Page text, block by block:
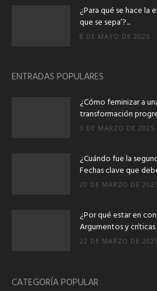
¿Para qué se hace la
que se sepa’?...
8 DE MAYO DE 2025
ENTRADAS POPULARES
¿Cómo feminizar a
transformación
3 DE MARZO DE 2025
¿Cuándo fue la
Fechas clave que
20 DE MARZO DE
¿Por qué estar en
Argumentos y críticas
22 DE MARZO DE
CATEGORÍA POPULAR